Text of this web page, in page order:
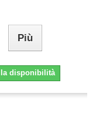
Più
disponibilità